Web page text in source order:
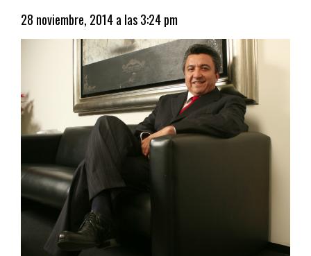
28 noviembre, 2014 a las 3:24 pm